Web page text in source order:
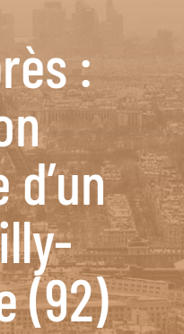
:
(92)